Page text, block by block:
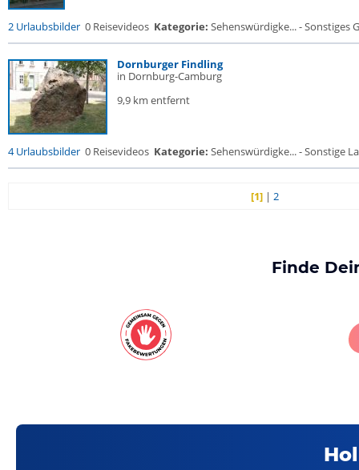
2 Urlaubsbilder 0 Reisevideos Kategorie: Sehenswürdigke... - Sonstiges
Dornburger Findling
in Dornburg-Camburg
9,9 km entfernt
4 Urlaubsbilder 0 Reisevideos Kategorie: Sehenswürdigke... - Sonstige
[1] |2
Finde